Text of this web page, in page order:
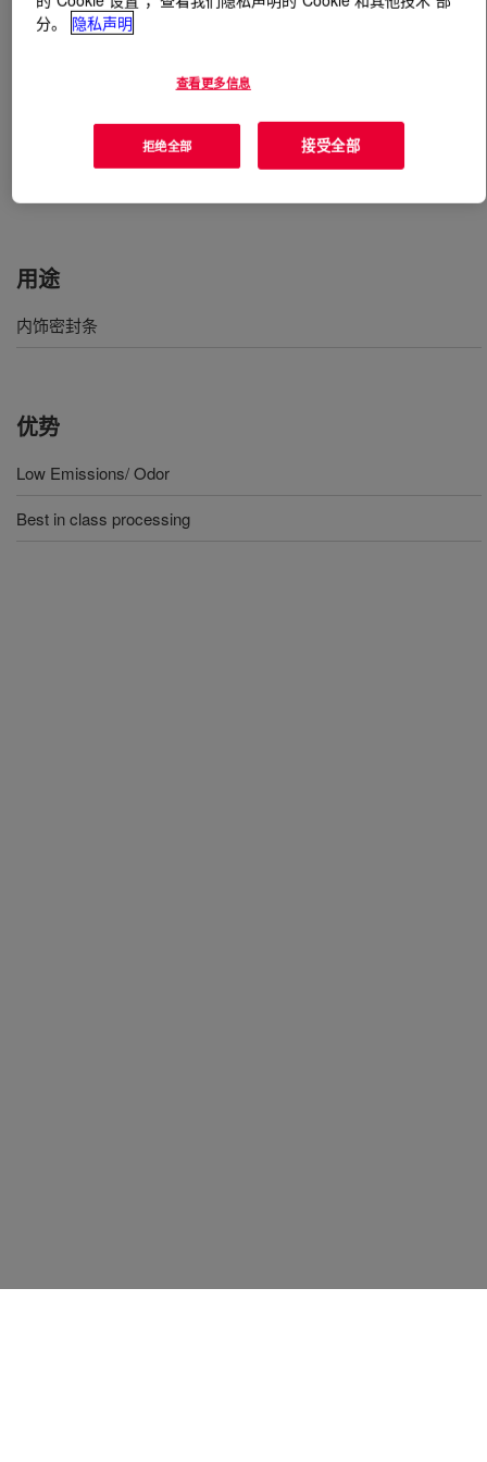
?
一种独特的接枝聚醚多元醇，包含共聚的苯乙烯和丙烯
腈。 它设计用于超低排放的柔性模塑应用，高舒适度和
用途
内饰密封条
优势
Low Emissions/ Odor
Best in class processing
分。
隐私声明
查看更多信息
拒绝全部 接受全部